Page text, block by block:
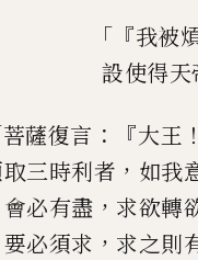
「『我被
設使得天
菩薩復言 ：『大王 ！
三時利者 ， 如我
會必有盡 ， 求欲轉
要必須求 ， 求之則